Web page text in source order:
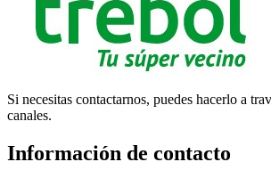
Si necesitas contactarnos, puedes hacerlo a
canales.
Información de contacto